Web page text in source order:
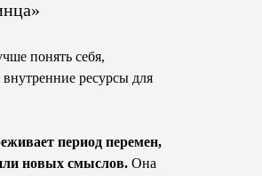
понять себя,
ресурсы для
период перемен,
или новых смыслов. Она